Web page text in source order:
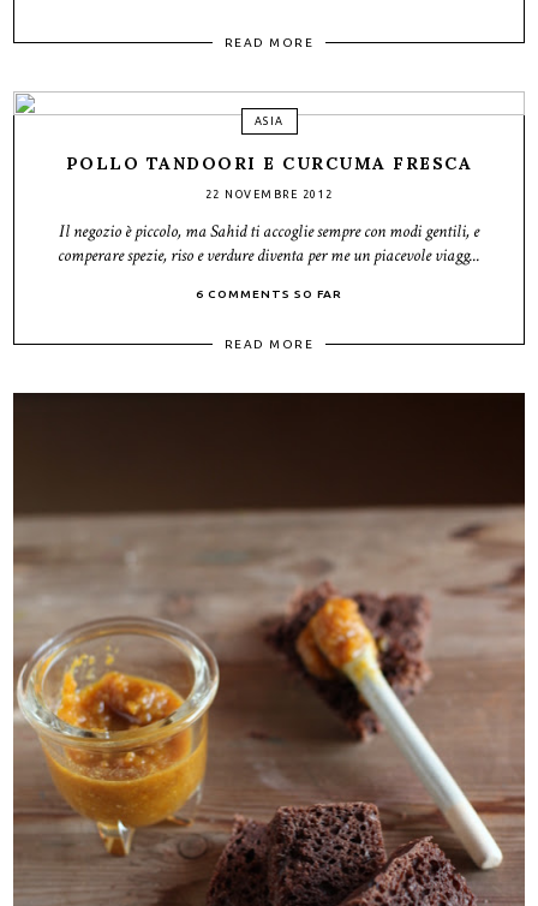
READ MORE
ASIA
POLLO TANDOORI E CURCUMA FRESCA
22 NOVEMBRE 2012
Il negozio è piccolo, ma Sahid ti accoglie sempre con modi gentili, e
comperare spezie, riso e verdure diventa per me un piacevole viagg...
6 COMMENTS SO FAR
READ MORE